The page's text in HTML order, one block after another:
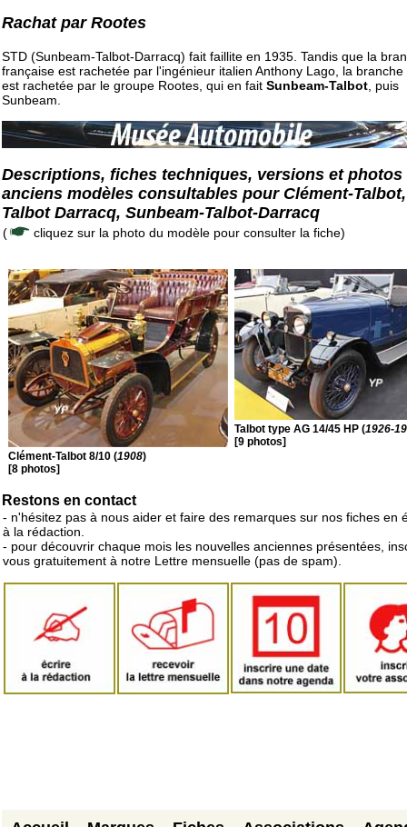
Rachat par Rootes
STD (Sunbeam-Talbot-Darracq) fait faillite en 1935. Tandis que la
française est rachetée par l'ingénieur italien Anthony Lago, la branche
est rachetée par le groupe Rootes, qui en fait Sunbeam-Talbot, puis
Sunbeam.
Descriptions, fiches techniques, versions et photos
anciens modèles consultables pour Clément-Talbot,
Talbot Darracq, Sunbeam-Talbot-Darracq
( cliquez sur la photo du modèle pour consulter la fiche)
Clément-Talbot 8/10 (1908)
[8 photos]
Talbot type AG 14/45 HP (1926-
[9 photos]
Restons en contact
- n'hésitez pas à nous aider et faire des remarques sur nos fiches en
à la rédaction.
- pour découvrir chaque mois les nouvelles anciennes présentées,
vous gratuitement à notre Lettre mensuelle (pas de spam).